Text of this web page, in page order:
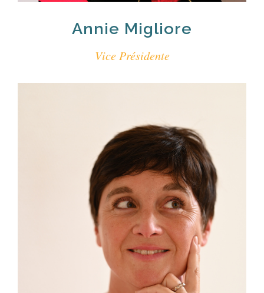
Annie Migliore
Vice Présidente